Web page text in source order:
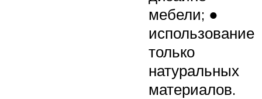
мебели; ●
использование
только
натуральных
материалов.